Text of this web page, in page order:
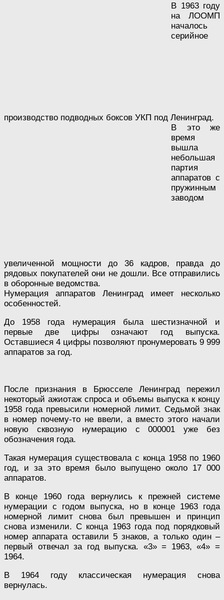
В 1963 году
на ЛООМП
началось
серийное
производство подводных боксов УКП под Ленинград.
В это же
время
вышла
небольшая
партия
аппаратов с
пружинным
заводом
увеличенной мощности до 36 кадров, правда до
рядовых покупателей они не дошли. Все отправились
в оборонные ведомства.
Нумерация аппаратов Ленинград имеет несколько
особенностей.
До 1958 года нумерация была шестизначной и
первые две цифры означают год выпуска.
Оставшиеся 4 цифры позволяют пронумеровать 9 999
аппаратов за год.
После признания в Брюсселе Ленинград пережил
некоторый ажиотаж спроса и объемы выпуска к концу
1958 года превысили номерной лимит. Седьмой знак
в номер почему-то не ввели, а вместо этого начали
новую сквозную нумерацию с 000001 уже без
обозначения года.
Такая нумерация существовала с конца 1958 по 1960
год, и за это время было выпущено около 17 000
аппаратов.
В конце 1960 года вернулись к прежней системе
нумерации с годом выпуска, но в конце 1963 года
номерной лимит снова был превышен и принцип
снова изменили. С конца 1963 года под порядковый
номер аппарата оставили 5 знаков, а только один –
первый отвечал за год выпуска. «3» = 1963, «4» =
1964.
В 1964 году классическая нумерация снова
вернулась.